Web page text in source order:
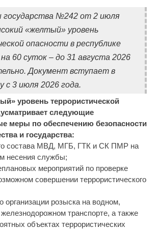
государства №242 от 2 июля
«желтый» уровень
опасности в республике
60 суток – до 31 августа 2026
Документ вступает в
с 3 июля 2026 года.
уровень террористической
следующие
меры по обеспечению безопасности
и государства:
состава МВД, МГБ, ГТК и СК ПМР на
несения службы;
мероприятий по проверке
совершении террористического
организации розыска на водном,
транспорте, а также
объектах террористических